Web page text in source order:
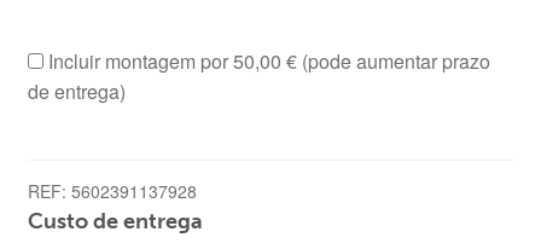
Incluir montagem por50,00 €(pode aumentar prazo
de entrega)
REF: 5602391137928
Custo de entrega